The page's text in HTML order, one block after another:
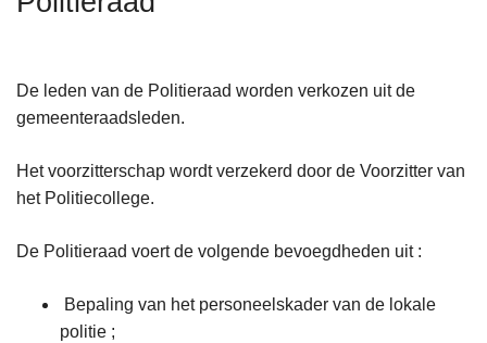
De leden van de Politieraad worden verkozen uit de
gemeenteraadsleden.
Het voorzitterschap wordt verzekerd door de Voorzitter van
het Politiecollege.
De Politieraad voert de volgende bevoegdheden uit :
Bepaling van het personeelskader van de lokale
politie ;